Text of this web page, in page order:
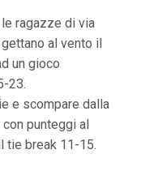
ragazze di via
al vento il
un gioco
23.
e scompare dalla
punteggi al
tie break 11-15.